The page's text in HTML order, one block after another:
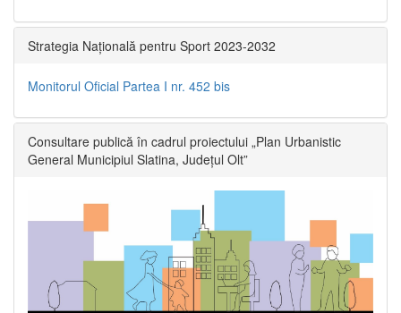
Strategia Națională pentru Sport 2023-2032
Monitorul Oficial Partea I nr. 452 bis
Consultare publică în cadrul proiectului „Plan Urbanistic
General Municipiul Slatina, Județul Olt”